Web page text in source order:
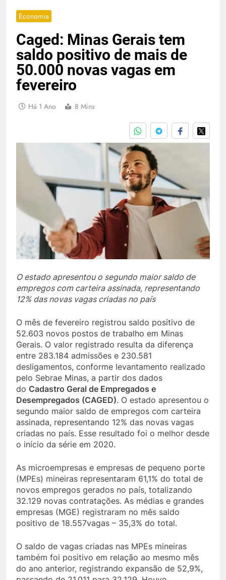
Economia
Caged: Minas Gerais tem
saldo positivo de mais de
50.000 novas vagas em
fevereiro
Há 1 Ano 8 Mins
O estado apresentou o segundo maior saldo de
empregos com carteira assinada, representando
12% das novas vagas criadas no país
O mês de fevereiro registrou saldo positivo de
52.603 novos postos de trabalho em Minas
Gerais. O valor registrado resulta da diferença
entre 283.184 admissões e 230.581
desligamentos, conforme levantamento realizado
pelo Sebrae Minas, a partir dos dados
do Cadastro Geral de Empregados e
Desempregados (CAGED). O estado apresentou o
segundo maior saldo de empregos com carteira
assinada, representando 12% das novas vagas
criadas no país. Esse resultado foi o melhor desde
o início da série em 2020.
As microempresas e empresas de pequeno porte
(MPEs) mineiras representaram 61,1% do total de
novos empregos gerados no país, totalizando
32.129 novas contratações. As médias e grandes
empresas (MGE) registraram no mês saldo
positivo de 18.557vagas – 35,3% do total.
O saldo de vagas criadas nas MPEs mineiras
também foi positivo em relação ao mesmo mês
do ano anterior, registrando expansão de 52,9%,